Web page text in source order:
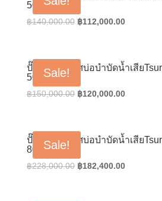
50TRN43.7
฿140,000.00 Original
฿140,000.00.
฿112,000.00Current
฿
Sale!
ปั๊มเติมอากาศบ่อบำบัดน้ำเสีย
50TRN45.5
฿150,000.00 Original
฿150,000.00.
฿120,000.00Current
฿
Sale!
ปั๊มเติมอากาศบ่อบำบัดน้ำเสีย
80TRN412
฿228,000.00 Original
฿182,400.00Current